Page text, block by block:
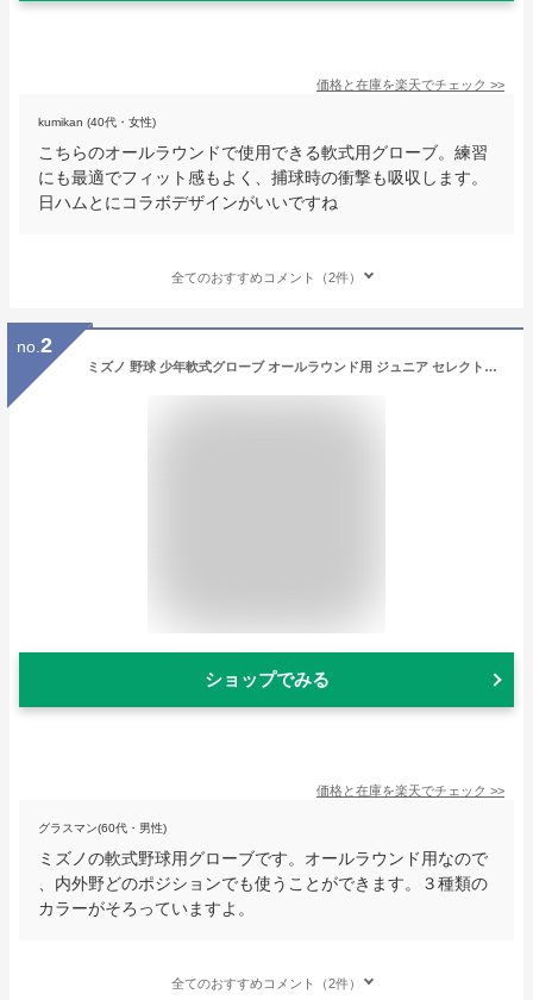
価格と在庫を楽天でチェック >>
kumikan (40代・女性)
こちらのオールラウンドで使用できる軟式用グローブ。練習
にも最適でフィット感もよく、捕球時の衝撃も吸収します。
日ハムとにコラボデザインがいいですね
全てのおすすめコメント（2件）
no. 2
ミズノ 野球 少年軟式グローブ オールラウンド用 ジュニア セレクトナインSoft PlusM 1AJGY13230 MIZUNO
ショップでみる
価格と在庫を楽天でチェック >>
グラスマン(60代・男性)
ミズノの軟式野球用グローブです。オールラウンド用なので
、内外野どのポジションでも使うことができます。３種類の
カラーがそろっていますよ。
全てのおすすめコメント（2件）